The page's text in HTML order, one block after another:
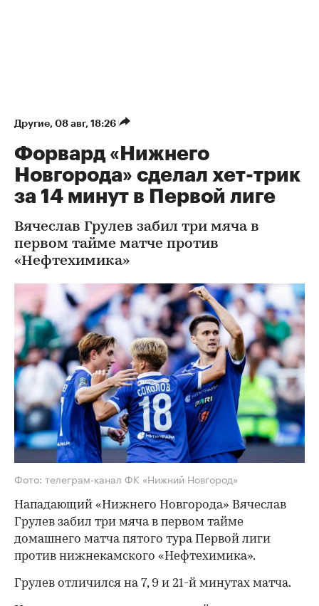
Другие 08 авг, 18:26
Форвард «Нижнего
Новгорода» сделал хет-трик
за 14 минут в Первой лиге
Вячеслав Грулев забил три мяча в
первом тайме матче против
«Нефтехимика»
Фото: телеграм-канал ФК «Нижний Новгород»
Нападающий «Нижнего Новгорода» Вячеслав
Грулев забил три мяча в первом тайме
домашнего матча пятого тура Первой лиги
против нижнекамского «Нефтехимика».
Грулев отличился на 7, 9 и 21-й минутах матча.